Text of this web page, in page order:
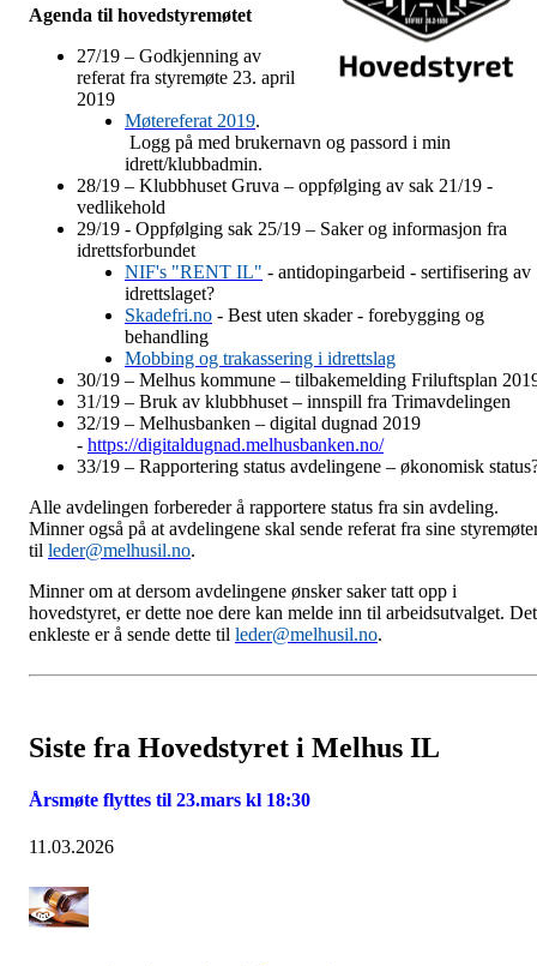
Agenda til hovedstyremøtet
27/19 – Godkjenning av
referat fra styremøte 23. april
2019
Møtereferat 2019.
Logg på med brukernavn og passord i min
idrett/klubbadmin.
28/19 – Klubbhuset Gruva – oppfølging av sak 21/19 -
vedlikehold
29/19 - Oppfølging sak 25/19 – Saker og informasjon fra
idrettsforbundet
NIF's "RENT IL" - antidopingarbeid - sertifisering av
idrettslaget?
Skadefri.no - Best uten skader - forebygging og
behandling
Mobbing og trakassering i idrettslag
30/19 – Melhus kommune – tilbakemelding Friluftsplan
31/19 – Bruk av klubbhuset – innspill fra Trimavdelingen
32/19 – Melhusbanken – digital dugnad 2019
- https://digitaldugnad.melhusbanken.no/
33/19 – Rapportering status avdelingene – økonomisk
Alle avdelingen forbereder å rapportere status fra sin avdeling.
Minner også på at avdelingene skal sende referat fra sine
til leder@melhusil.no.
Minner om at dersom avdelingene ønsker saker tatt opp i
hovedstyret, er dette noe dere kan melde inn til arbeidsutvalget. Det
enkleste er å sende dette til leder@melhusil.no.
Siste fra Hovedstyret i Melhus IL
Årsmøte flyttes til 23.mars kl 18:30
11.03.2026